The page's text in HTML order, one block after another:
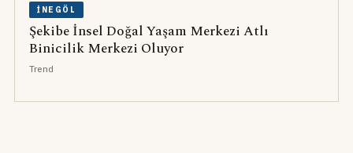
İNEGÖL
Şekibe İnsel Doğal Yaşam Merkezi Atlı
Binicilik Merkezi Oluyor
Trend